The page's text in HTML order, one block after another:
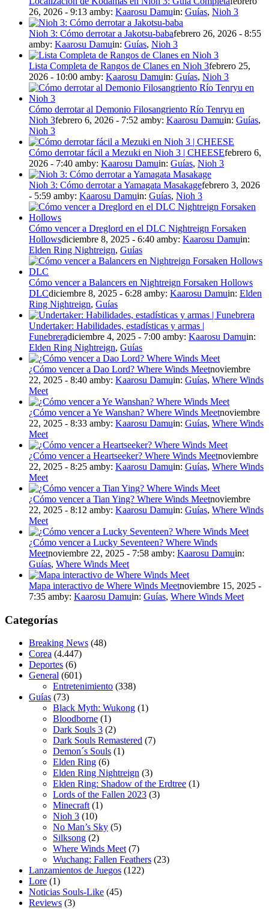
26, 2026 - 9:13 amby: Kaarosu Damuin: Guías, Nioh 3
Nioh 3: Cómo derrotar a Jakotsu-babafebrero 26, 2026 - 8:55
amby: Kaarosu Damuin: Guías, Nioh 3
Lista Completa de Rangos de Clanes en Nioh 3febrero 25,
2026 - 10:00 amby: Kaarosu Damuin: Guías, Nioh 3
Cómo derrotar al Demonio Filosangriento Río Tenryu en
Nioh 3febrero 6, 2026 - 7:52 amby: Kaarosu Damuin: Guías,
Nioh 3
Cómo derrotar fácil a Mezuki en Nioh 3 | CHEESEfebrero 6,
2026 - 7:40 amby: Kaarosu Damuin: Guías, Nioh 3
Nioh 3: Cómo derrotar a Yamagata Masakagefebrero 3, 2026
- 5:59 amby: Kaarosu Damuin: Guías, Nioh 3
Cómo vencer a Dreglord en el DLC Nightreign Forsaken
Hollowsdiciembre 8, 2025 - 6:40 amby: Kaarosu Damuin:
Elden Ring Nightreign, Guías
Cómo vencer a Balancers en Nightreign Forsaken Hollows
DLCdiciembre 8, 2025 - 6:28 amby: Kaarosu Damuin: Elden
Ring Nightreign, Guías
Undertaker: Habilidades, estadísticas y armas |
Funebreradiciembre 4, 2025 - 7:00 amby: Kaarosu Damuin:
Elden Ring Nightreign, Guías
¿Cómo vencer a Dao Lord? Where Winds Meetnoviembre
22, 2025 - 8:40 amby: Kaarosu Damuin: Guías, Where Winds
Meet
¿Cómo vencer a Ye Wanshan? Where Winds Meetnoviembre
22, 2025 - 8:33 amby: Kaarosu Damuin: Guías, Where Winds
Meet
¿Cómo vencer a Heartseeker? Where Winds Meetnoviembre
22, 2025 - 8:25 amby: Kaarosu Damuin: Guías, Where Winds
Meet
¿Cómo vencer a Tian Ying? Where Winds Meetnoviembre
22, 2025 - 8:12 amby: Kaarosu Damuin: Guías, Where Winds
Meet
¿Cómo vencer a Lucky Seventeen? Where Winds
Meetnoviembre 22, 2025 - 7:58 amby: Kaarosu Damuin:
Guías, Where Winds Meet
Mapa interactivo de Where Winds Meetnoviembre 15, 2025 -
7:35 amby: Kaarosu Damuin: Guías, Where Winds Meet
Categorías
Breaking News (48)
Corea (4.447)
Deportes (6)
General (601)
Entretenimiento (338)
Guías (73)
Black Myth: Wukong (1)
Bloodborne (1)
Dark Souls 3 (2)
Dark Souls Remastered (7)
Demon´s Souls (1)
Elden Ring (6)
Elden Ring Nightreign (3)
Elden Ring: Shadow of the Erdtree (1)
Lords of the Fallen 2023 (3)
Minecraft (1)
Nioh 3 (10)
No Man’s Sky (5)
Silksong (2)
Where Winds Meet (7)
Wuchang: Fallen Feathers (23)
Lanzamientos de Juegos (122)
Lore (1)
Noticias Souls-Like (45)
Reviews (3)